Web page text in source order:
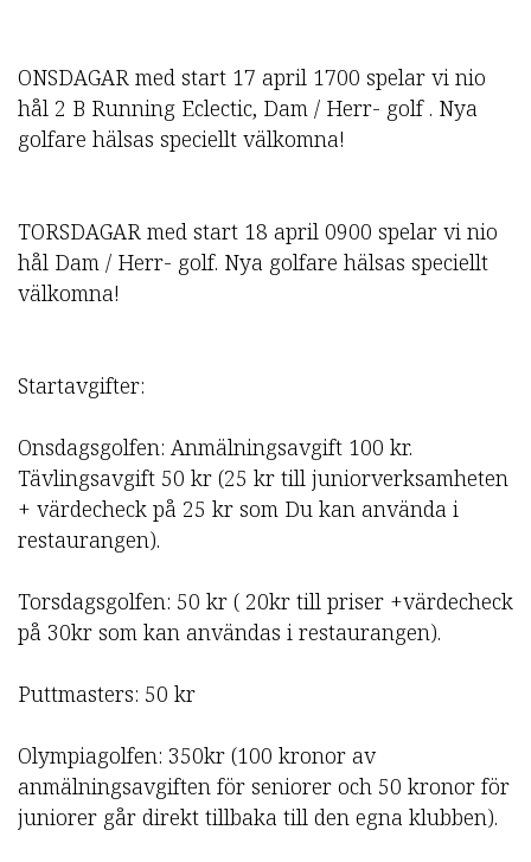
ONSDAGAR med start 17 april 1700 spelar vi nio
hål 2 B Running Eclectic, Dam / Herr- golf . Nya
golfare hälsas speciellt välkomna!
TORSDAGAR med start 18 april 0900 spelar vi nio
hål Dam / Herr- golf. Nya golfare hälsas speciellt
välkomna!
Startavgifter:
Onsdagsgolfen: Anmälningsavgift 100 kr.
Tävlingsavgift 50 kr (25 kr till juniorverksamheten
+ värdecheck på 25 kr som Du kan använda i
restaurangen).
Torsdagsgolfen: 50 kr ( 20kr till priser +värdecheck
på 30kr som kan användas i restaurangen).
Puttmasters: 50 kr
Olympiagolfen: 350kr (100 kronor av
anmälningsavgiften för seniorer och 50 kronor för
juniorer går direkt tillbaka till den egna klubben).